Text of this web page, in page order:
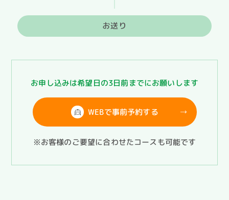
お送り
お申し込みは希望日の3日前までにお願いします
WEBで事前予約する
※お客様のご要望に合わせたコースも可能です